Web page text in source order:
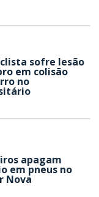
sofre lesão
em colisão
no
apagam
em pneus no
Nova